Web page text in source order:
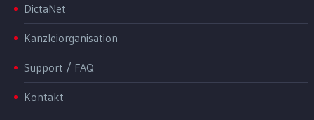
DictaNet
Kanzleiorganisation
Support / FAQ
Kontakt